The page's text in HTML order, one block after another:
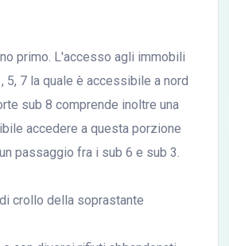
primo. L'accesso agli immobili
5, 7 la quale è accessibile a nord
sub 8 comprende inoltre una
accedere a questa porzione
passaggio fra i sub 6 e sub 3.
crollo della soprastante